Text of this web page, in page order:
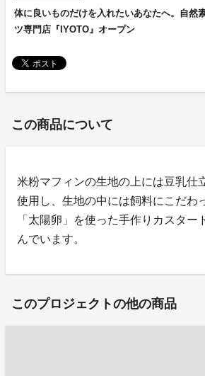
体に良いものだけを入れたいあなたへ。自然
ツ専門店『IYOTO』オープン
この商品について
米粉マフィンの生地の上には豆乳仕
使用し、生地の中には飼料にこだわ
「太陽卵」を使った手作りカスター
んでいます。
このプロジェクトの他の商品